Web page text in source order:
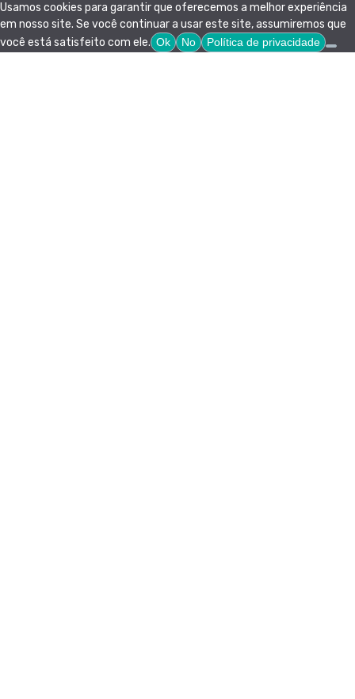
Usamos cookies para garantir que oferecemos a melhor experiência
em nosso site. Se você continuar a usar este site, assumiremos que
você está satisfeito com ele. Ok No Política de privacidade